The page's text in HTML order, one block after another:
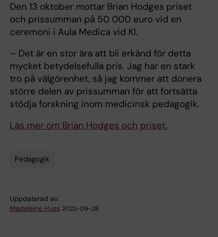
Den 13 oktober mottar Brian Hodges priset
och prissumman på 50 000 euro vid en
ceremoni i Aula Medica vid KI.
– Det är en stor ära att bli erkänd för detta
mycket betydelsefulla pris. Jag har en stark
tro på välgörenhet, så jag kommer att donera
större delen av prissumman för att fortsätta
stödja forskning inom medicinsk pedagogik.
Läs mer om Brian Hodges och priset.
Pedagogik
Uppdaterad av:
Madeleine Huss 2022-09-28